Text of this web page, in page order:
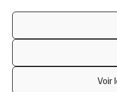
Voir